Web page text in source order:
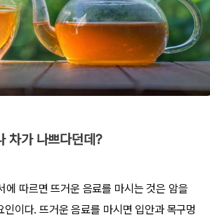
차가 나쁘다던데?
에 따르면 뜨거운 음료를 마시는 것은 암을
인이다.뜨거운 음료를 마시면 입안과 목구멍